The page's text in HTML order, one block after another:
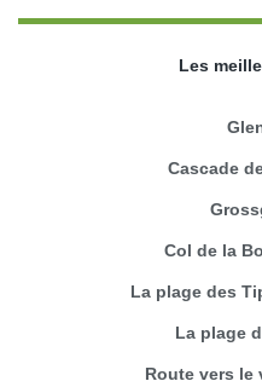
Les
Cascade
Col de la
La plage des
La plage
Route vers le